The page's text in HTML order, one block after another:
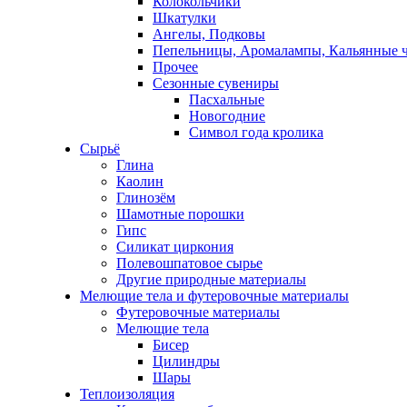
Шкатулки
Ангелы, Подковы
Пепельницы, Аромалампы, Кальянные
Прочее
Сезонные сувениры
Пасхальные
Новогодние
Символ года кролика
Сырьё
Глина
Каолин
Глинозём
Шамотные порошки
Гипс
Силикат циркония
Полевошпатовое сырье
Другие природные материалы
Мелющие тела и футеровочные материалы
Футеровочные материалы
Мелющие тела
Бисер
Цилиндры
Шары
Теплоизоляция